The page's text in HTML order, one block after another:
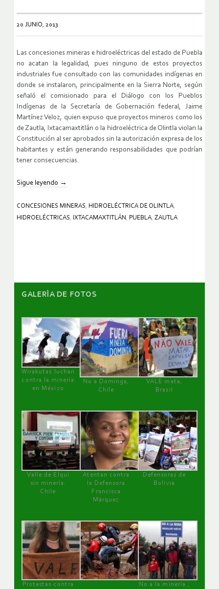
20 JUNIO, 2013
Las concesiones mineras e hidroeléctricas del estado de Puebla
no acatan la legalidad, pues ninguno de estos proyectos
industriales fue consultado con las comunidades indígenas en
donde se instalaron, principalmente en la Sierra Norte, según
señaló el comisionado para el Diálogo con los Pueblos
Indígenas de la Secretaría de Gobernación federal, Jaime
Martínez Veloz, quien expuso que proyectos mineros como los
de Zautla, Ixtacamaxtitlán o la hidroeléctrica de Olintla violan la
Constitución al ser aprobados sin la autorización expresa de los
habitantes y están generando responsabilidades que podrían
tener consecuencias.
Sigue leyendo →
CONCESIONES MINERAS, HIDROELÉCTRICA DE OLINTLA,
HIDROELÉCTRICAS, IXTACAMAXTITLÁN , PUEBLA, ZAUTLA
GALERÌA DE FOTOS
Wirakutas luchan
contra la minería
en México
No a Dominga,
Chile
VALE mata,
Brasil
Valle de Elqui
sin minería.
Chile
Atentan contra
la Defensora
Francisca
Márquez
Defensoras de
Bolivia
Protestas contra
No a la minería ,